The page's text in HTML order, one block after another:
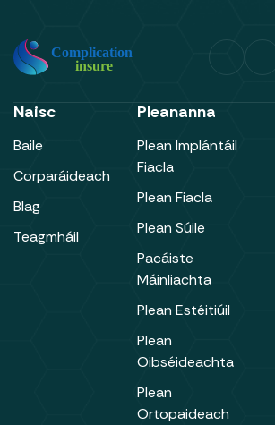
Naisc
Baile
Corparáideach
Blag
Teagmháil
Pleananna
Plean Implántáil
Fiacla
Plean Fiacla
Plean Súile
Pacáiste
Máinliachta
Plean Estéitiúil
Plean
Oibséideachta
Plean
Ortopaideach